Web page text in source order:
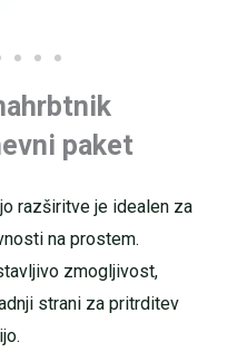
paket
razširitve je idealen za
na prostem.
zmogljivost,
strani za pritrditev